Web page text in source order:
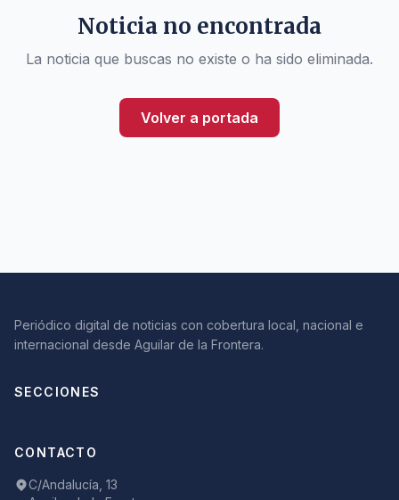
Noticia no encontrada
La noticia que buscas no existe o ha sido eliminada.
Volver a portada
Periódico digital de noticias con cobertura local, nacional e
internacional desde Aguilar de la Frontera.
SECCIONES
CONTACTO
C/Andalucía, 13